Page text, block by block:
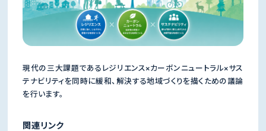
現代の三大課題であるレジリエンス×カーボンニュートラル×サス
テナビリティを同時に緩和、解決する地域づくりを描くための議論
を行います。
関連リンク